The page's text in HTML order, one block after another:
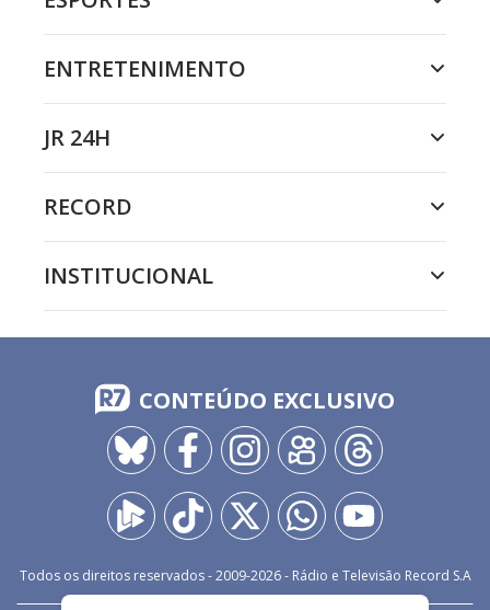
ENTRETENIMENTO
JR 24H
RECORD
INSTITUCIONAL
CONTEÚDO EXCLUSIVO
Todos os direitos reservados - 2009-2026- Rádio e Televisão Record S.A